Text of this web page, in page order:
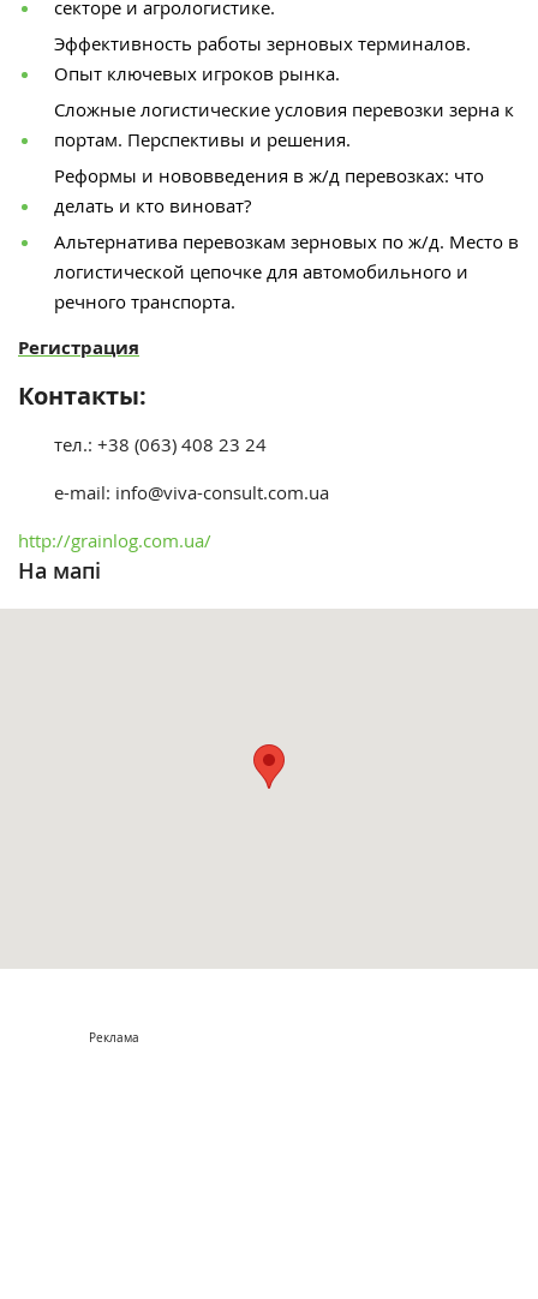
секторе и агрологистике.
Эффективность работы зерновых терминалов.
Опыт ключевых игроков рынка.
Сложные логистические условия перевозки зерна к
портам. Перспективы и решения.
Реформы и нововведения в ж/д перевозках: что
делать и кто виноват?
Альтернатива перевозкам зерновых по ж/д. Место в
логистической цепочке для автомобильного и
речного транспорта.
Регистрация
Контакты:
тел.: +38 (063) 408 23 24
e-mail: info@viva-consult.com.ua
http://grainlog.com.ua/
На мапі
Реклама